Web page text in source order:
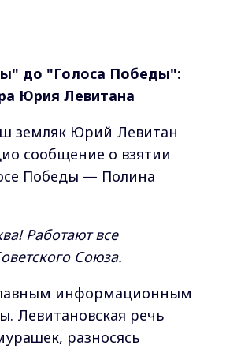
до "Голоса Победы":
Юрия Левитана
земляк Юрий Левитан
сообщение о взятии
Победы — Полина
Работают все
Союза.
информационным
Левитановская речь
разносясь